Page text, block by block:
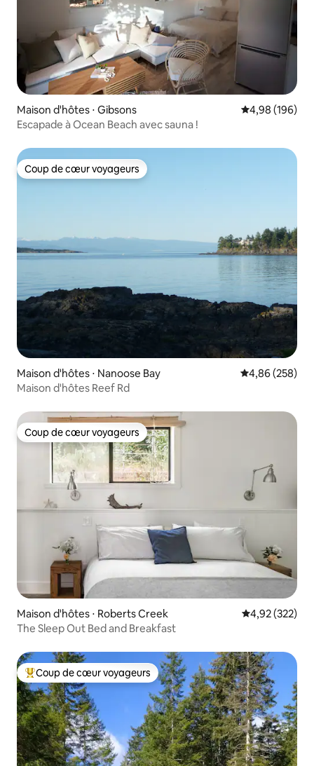
Maison d'hôtes ⋅ Gibsons Évaluation
4,98 (196)
Escapade à Ocean Beach avec sauna !
Coup de cœur voyageurs
Coup de cœur voyageurs
Maison d'hôtes ⋅ Nanoose Bay Évaluation
4,86 (258)
Maison d'hôtes Reef Rd
Coup de cœur voyageurs
Coup de cœur voyageurs
Maison d'hôtes ⋅ Roberts Creek Évaluation
4,92 (322)
The Sleep Out Bed and Breakfast
Coups de cœur voyageurs les plus appréciés
Coup de cœur voyageurs